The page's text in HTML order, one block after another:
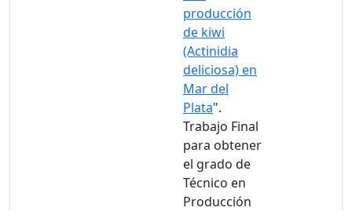
producción
de kiwi
(Actinidia
deliciosa) en
Mar del
Plata".
Trabajo Final
para obtener
el grado de
Técnico en
Producción